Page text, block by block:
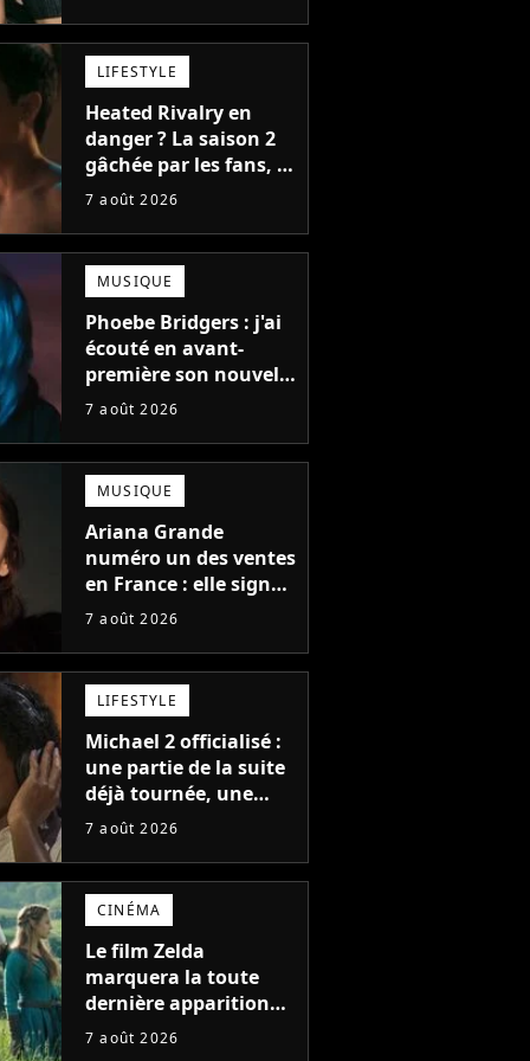
LIFESTYLE
Heated Rivalry en
danger ? La saison 2
gâchée par les fans, le
créateur pousse un
7 août 2026
MUSIQUE
Phoebe Bridgers : j'ai
écouté en avant-
première son nouvel
album, c'est le bijou
7 août 2026
MUSIQUE
Ariana Grande
numéro un des ventes
en France : elle signe
le meilleur démarrage
son album Petal
7 août 2026
LIFESTYLE
Michael 2 officialisé :
une partie de la suite
déjà tournée, une
sortie possible en
7 août 2026
CINÉMA
Le film Zelda
marquera la toute
dernière apparition
de cet acteur
7 août 2026